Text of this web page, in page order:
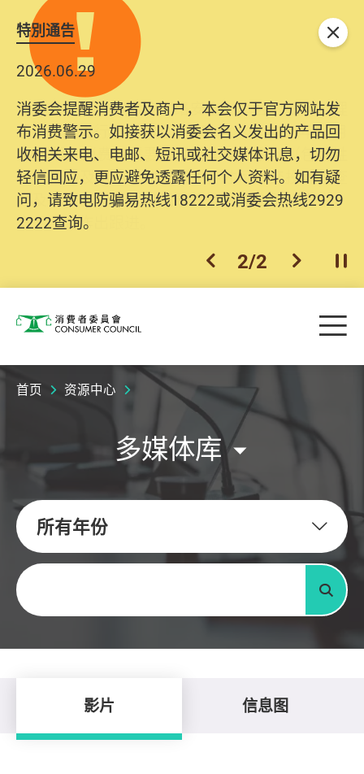
特別通告
2026.06.29
消委会提醒消费者及商户，本会仅于官方网站发
布消费警示。如接获以消委会名义发出的产品回
收相关来电、电邮、短讯或社交媒体讯息，切勿
轻信回应，更应避免透露任何个人资料。如有疑
问，请致电防骗易热线18222或消委会热线2929
2222查询。
2025.10.31
为提升使用者体验及网络安全，本会的投诉处理
系统已经进行升级及推出新功能。由2025年11月
10日起，消费者需要提供基本联络资料（包括姓
名、电邮及电话）注册帐户，才可提交投诉、查
询及建议。所有提交纪录将清晰整合于帐户中，
方便日后作出跟进。
上一个
2/2 下一个开
关闭
消费者委员会 目
首页 资源中心
多媒体库
所有年份
关键字
搜寻
影片 信息图